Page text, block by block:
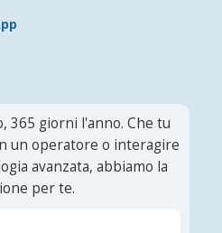
365 giorni l'anno. Che tu
un operatore o interagire
avanzata, abbiamo la
per te.